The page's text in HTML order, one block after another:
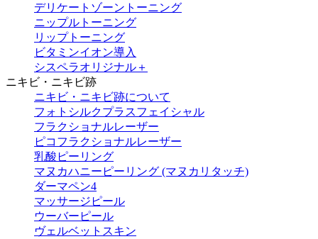
デリケートゾーントーニング
ニップルトーニング
リップトーニング
ビタミンイオン導入
シスペラオリジナル＋
ニキビ・ニキビ跡
ニキビ・ニキビ跡について
フォトシルクプラスフェイシャル
フラクショナルレーザー
ピコフラクショナルレーザー
乳酸ピーリング
マヌカハニーピーリング (マヌカリタッチ)
ダーマペン4
マッサージピール
ウーバーピール
ヴェルベットスキン